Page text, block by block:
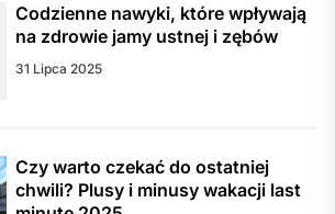
Codzienne nawyki, które wpływają
na zdrowie jamy ustnej i zębów
31 Lipca 2025
Czy warto czekać do ostatniej
chwili? Plusy i minusy wakacji last